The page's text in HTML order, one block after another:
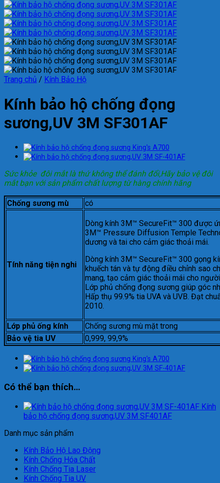
Trang chủ / Kính Bảo Hộ
Kính bảo hộ chống đọng
sương,UV 3M SF301AF
Sức khỏe đôi mắt là thứ không thể đánh đổi,Hãy bảo vệ đôi
mắt bạn với sản phẩm chất lượng từ hàng chính hãng
Chống sương mù có
Tính năng tiện nghi
Dòng kính 3M™ SecureFit™ 300 được
3M™ Pressure Diffusion Temple
dương và tai cho cảm giác thoải mái.
Dòng kính 3M™ SecureFit™ 300 gọng
khuếch tán và tự động điều chỉnh sao
mang, tạo cảm giác thoải mái cho
Lớp phủ chống đọng sương giúp góc
Hấp thụ 99.9% tia UVA và UVB. Đạt
2010.
Lớp phủ ống kính
Chống sương mù mặt trong
Bảo vệ tia UV
0,999, 99,9%
Có thể bạn thích…
Kính
bảo hộ chống đọng sương,UV 3M SF401AF
Danh mục sản phẩm
Kính Bảo Hộ Lao Động
Kính Chống Hóa Chất
Kính Chống Tia Laser
Kính Chống Tia UV